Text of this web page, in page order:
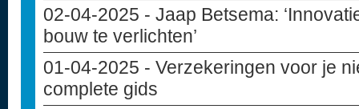
02-04-2025 - Jaap Betsema:
bouw te verlichten’
01-04-2025 - Verzekeringen voor je
complete gids